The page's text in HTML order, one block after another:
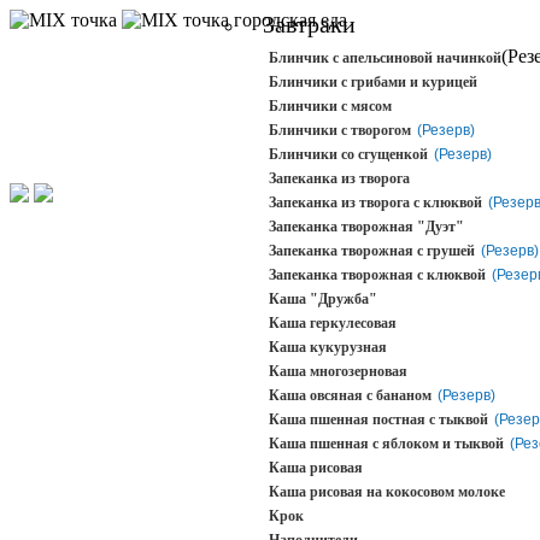
городская еда
Завтраки
Блинчик с апельсиновой начинкой
Блинчики с грибами и курицей
Блинчики с мясом
Блинчики с творогом (Резерв)
Блинчики со сгущенкой (Резерв)
Запеканка из творога
Запеканка из творога с клюквой
Запеканка творожная "Дуэт"
Запеканка творожная с грушей (Резерв)
Запеканка творожная с клюквой
Каша "Дружба"
Каша геркулесовая
Каша кукурузная
Каша многозерновая
Каша овсяная с бананом (Резерв)
Каша пшенная постная с тыквой
Каша пшенная с яблоком и тыквой
Каша рисовая
Каша рисовая на кокосовом молоке
Крок